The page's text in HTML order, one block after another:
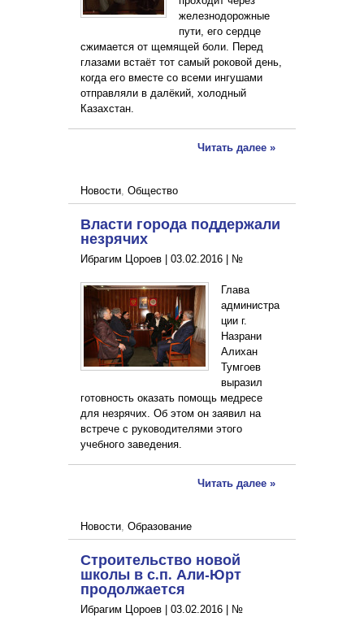
железнодорожные
пути, его сердце
сжимается от щемящей боли. Перед
глазами встаёт тот самый роковой день,
когда его вместе со всеми ингушами
отправляли в далёкий, холодный
Казахстан.
Читать далее »
Новости, Общество
Власти города поддержали
незрячих
Ибрагим Цороев | 03.02.2016 №
Глава
администра
ции г.
Назрани
Алихан
Тумгоев
выразил
готовность оказать помощь медресе
для незрячих. Об этом он заявил на
встрече с руководителями этого
учебного заведения.
Читать далее »
Новости, Образование
Строительство новой
школы в с.п. Али-Юрт
продолжается
Ибрагим Цороев | 03.02.2016 №